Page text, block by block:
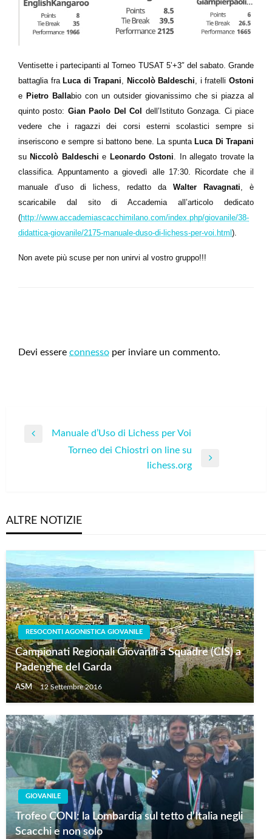
Ventisette i partecipanti al Torneo TUSAT 5’+3″ del sabato. Grande
battaglia fraLuca di Trapani Niccolò Baldeschi , i fratelliOstoni
e Pietro Ballabio con un outsider giovanissimo che si piazza al
quinto posto: Gian Paolo Del Col dell’Istituto Gonzaga. Ci piace
vedere che i ragazzi dei corsi esterni scolastici sempre si
inseriscono e sempre si battono bene. La spunta Luca Di Trapani
suNiccolò Baldeschi e Leonardo Ostoni . In allegato trovate la
classifica. Appuntamento a giovedì alle 17:30. Ricordate che il
manuale d’uso di lichess, redatto da Walter Ravagnati , è
scaricabile dal sito di Accademia all’articolo dedicato
(http://www.accademiascacchimilano.com/index.php/giovanile/38-
didattica-giovanile/2175-manuale-duso-di-lichess-per-voi.html).
Non avete più scuse per non unirvi al vostro gruppo!!!
Devi essere connesso per inviare un commento.
Navigazione
Manuale d’Uso di Lichess per Voi
Torneo dei Chiostri on line su
lichess.org
ALTRE NOTIZIE
RESOCONTI AGONISTICA GIOVANILE
Campionati Regionali Giovanili a Squadre (CIS) a
Padenghe del Garda
ASM 12 Settembre 2016
GIOVANILE
Trofeo CONI: la Lombardia sul tetto d’Italia negli
Scacchi e non solo